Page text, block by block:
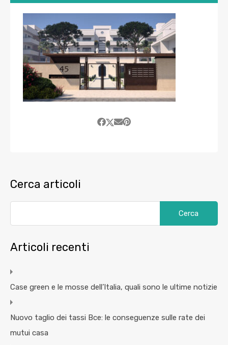
Cerca articoli
Articoli recenti
Case green e le mosse dell’Italia, quali sono le ultime notizie
Nuovo taglio dei tassi Bce: le conseguenze sulle rate dei
mutui casa